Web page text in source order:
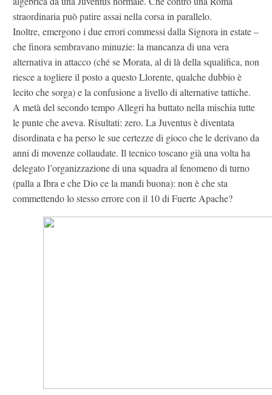
straordinaria può patire assai nella corsa in parallelo.
Inoltre, emergono i due errori commessi dalla Signora in estate –
che finora sembravano minuzie: la mancanza di una vera
alternativa in attacco (ché se Morata, al di là della squalifica, non
riesce a togliere il posto a questo Llorente, qualche dubbio è
lecito che sorga) e la confusione a livello di alternative tattiche.
A metà del secondo tempo Allegri ha buttato nella mischia tutte
le punte che aveva. Risultati: zero. La Juventus è diventata
disordinata e ha perso le sue certezze di gioco che le derivano da
anni di movenze collaudate. Il tecnico toscano già una volta ha
delegato l’organizzazione di una squadra al fenomeno di turno
(palla a Ibra e che Dio ce la mandi buona): non è che sta
commettendo lo stesso errore con il 10 di Fuerte Apache?